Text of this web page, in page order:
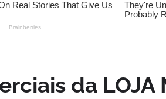
da LOJA